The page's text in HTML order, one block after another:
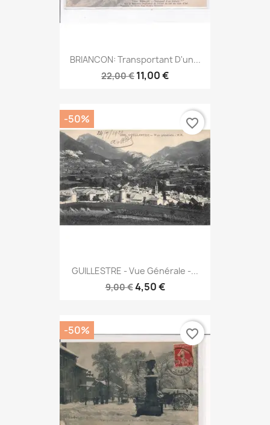
BRIANCON: Transportant D'un...
22,00 € 11,00 €
GUILLESTRE - Vue Générale -...
9,00 €4,50 €
-50% favorite_border
-50% favorite_border